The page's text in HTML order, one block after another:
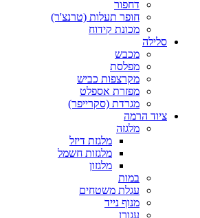
דחפור
חופר תעלות (טרנצ'ר)
מכונת קידוח
סלילה
מכבש
מפלסת
מקרצפות כביש
מפזרת אספלט
מגרדת (סקרייפר)
ציוד הרמה
מלגזה
מלגזת דיזל
מלגזות חשמל
מלגזון
במות
עגלת משטחים
מנוף נייד
עגורן